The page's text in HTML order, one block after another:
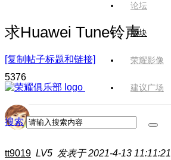
论坛
版块
荣耀影像
建议广场
搜索
求Huawei Tune铃声
[复制帖子标题和链接]
5376
tt9019 LV5 发表于 2021-4-13 11:11:21